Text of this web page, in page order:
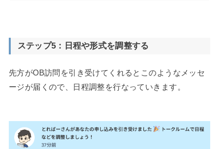
ステップ5：日程や形式を調整する
先方がOB訪問を引き受けてくれるとこのようなメッセ
ージが届くので、日程調整を行なっていきます。